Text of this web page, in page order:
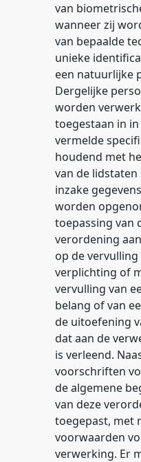
van
wanneer zij
van bepaalde
unieke
een natuurlijke
Dergelijke
worden
toegestaan in
vermelde
houdend met
van de
inzake
worden
toepassing van
verordening
op de
verplichting of
vervulling van
belang of van
de uitoefening
dat aan de
is verleend.
voorschriften
de algemene
van deze
toegepast, met
voorwaarden
verwerking. Er